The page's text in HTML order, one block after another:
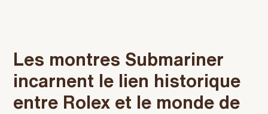
Les montres Submariner
incarnent le lien historique
entre Rolex et le monde de